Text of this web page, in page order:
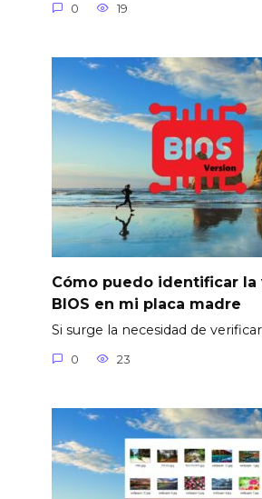
0 19
Cómo puedo identificar la
BIOS en mi placa madre
Si surge la necesidad de
0 23